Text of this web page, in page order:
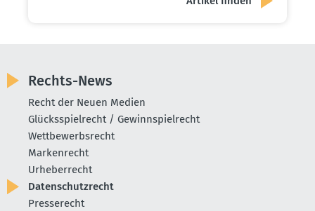
Rechts-News
Recht der Neuen Medien
Glücksspielrecht / Gewinnspielrecht
Wettbewerbsrecht
Markenrecht
Urheberrecht
Datenschutzrecht
Presserecht